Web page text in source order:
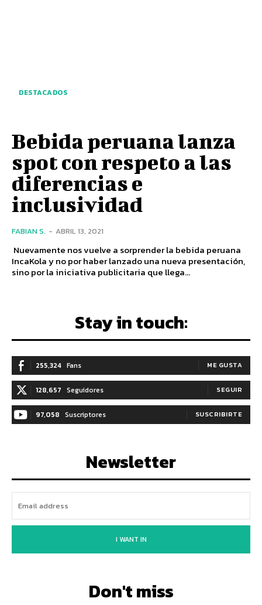
DESTACADOS
Bebida peruana lanza
spot con respeto a las
diferencias e
inclusividad
FABIAN S. - ABRIL 13, 2021
Nuevamente nos vuelve a sorprender la bebida peruana
IncaKola y no por haber lanzado una nueva presentación,
sino por la iniciativa publicitaria que llega...
Stay in touch:
255,324 Fans ME GUSTA
128,657 Seguidores SEGUIR
97,058 Suscriptores SUSCRIBIRTE
Newsletter
I WANT IN
Don't miss